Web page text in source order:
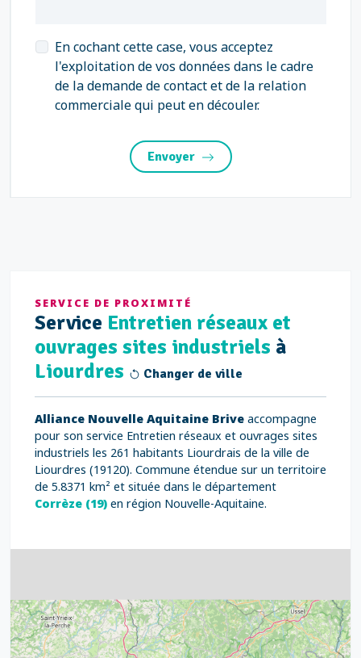
En cochant cette case, vous acceptez
l'exploitation de vos données dans le cadre
de la demande de contact et de la relation
commerciale qui peut en découler.
Envoyer
SERVICE DE PROXIMITÉ
Service Entretien réseaux et
ouvrages sites industriels à
Liourdres
Changer de ville
Alliance Nouvelle Aquitaine Brive accompagne
pour son service Entretien réseaux et ouvrages sites
industriels les 261 habitants Liourdrais de la ville de
Liourdres (19120). Commune étendue sur un territoire
de 5.8371 km² et située dans le département
Corrèze (19) en région Nouvelle-Aquitaine.
4